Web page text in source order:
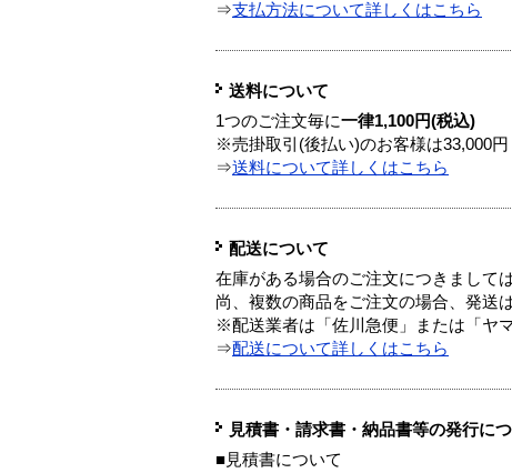
⇒支払方法について詳しくはこちら
送料について
1つのご注文毎に一律1,100円(税込)
※売掛取引(後払い)のお客様は33,000
⇒送料について詳しくはこちら
配送について
在庫がある場合のご注文につきまして
尚、複数の商品をご注文の場合、発送
※配送業者は「佐川急便」または「ヤ
⇒配送について詳しくはこちら
見積書・請求書・納品書等の発行に
■見積書について